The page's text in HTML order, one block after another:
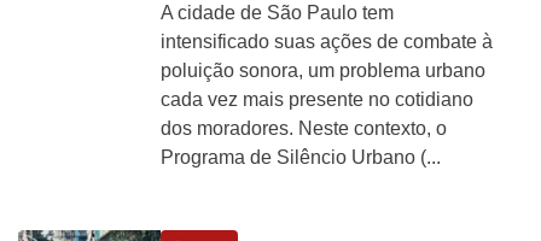
A cidade de São Paulo tem
intensificado suas ações de combate à
poluição sonora, um problema urbano
cada vez mais presente no cotidiano
dos moradores. Neste contexto, o
Programa de Silêncio Urbano (...